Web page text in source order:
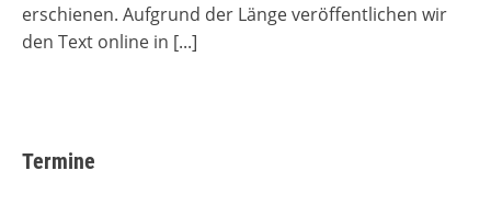
erschienen. Aufgrund der Länge veröffentlichen wir
den Text online in [...]
Termine